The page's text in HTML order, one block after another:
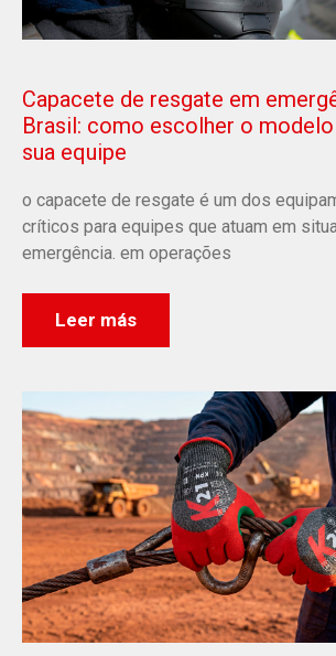
Capacete de resgate em
Brasil: como escolher o
sua equipe
o capacete de resgate é um dos
críticos para equipes que atuam em
emergência. em operações
Leer más